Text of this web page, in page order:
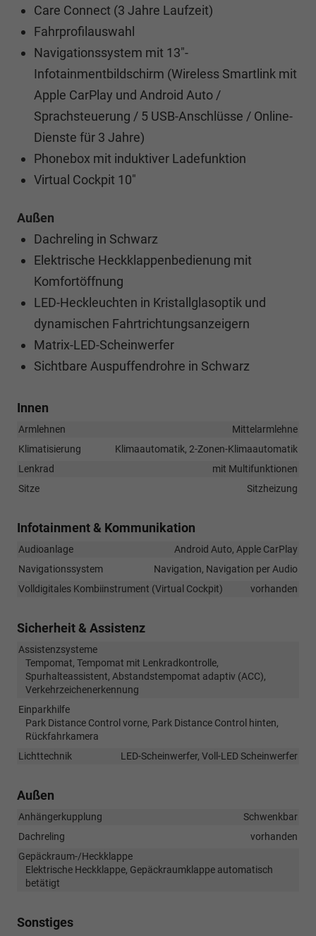
Care Connect (3 Jahre Laufzeit)
Fahrprofilauswahl
Navigationssystem mit 13"-
Infotainmentbildschirm (Wireless Smartlink mit
Apple CarPlay und Android Auto /
Sprachsteuerung / 5 USB-Anschlüsse / Online-
Dienste für 3 Jahre)
Phonebox mit induktiver Ladefunktion
Virtual Cockpit 10"
Außen
Dachreling in Schwarz
Elektrische Heckklappenbedienung mit
Komfortöffnung
LED-Heckleuchten in Kristallglasoptik und
dynamischen Fahrtrichtungsanzeigern
Matrix-LED-Scheinwerfer
Sichtbare Auspuffendrohre in Schwarz
Innen
Armlehnen
Mittelarmlehne
Klimatisierung
Klimaautomatik, 2-Zonen-Klimaautomatik
Lenkrad
mit Multifunktionen
Sitze
Sitzheizung
Infotainment & Kommunikation
Audioanlage
Android Auto, Apple CarPlay
Navigationssystem
Navigation, Navigation per Audio
Volldigitales Kombiinstrument (Virtual Cockpit)
vorhanden
Sicherheit & Assistenz
Assistenzsysteme
Tempomat, Tempomat mit Lenkradkontrolle,
Spurhalteassistent, Abstandstempomat adaptiv (ACC),
Verkehrzeichenerkennung
Einparkhilfe
Park Distance Control vorne, Park Distance Control hinten,
Rückfahrkamera
Lichttechnik
LED-Scheinwerfer, Voll-LED Scheinwerfer
Außen
Anhängerkupplung
Schwenkbar
Dachreling
vorhanden
Gepäckraum-/Heckklappe
Elektrische Heckklappe, Gepäckraumklappe automatisch
betätigt
Sonstiges